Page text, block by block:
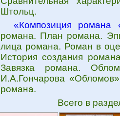
Штольц.
«Композиция романа
романа. План романа.
лица романа. Роман в
История создания
Завязка романа.
И.А.Гончарова
романа.
Всего в